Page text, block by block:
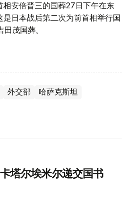
相安倍晋三的国葬27日下午在东
日本战后第二次为前首相举行国
茂国葬。
外交部 哈萨克斯坦
塔尔埃米尔递交国书